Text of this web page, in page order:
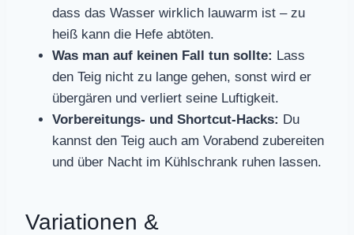
dass das Wasser wirklich lauwarm ist – zu
heiß kann die Hefe abtöten.
Was man auf keinen Fall tun sollte: Lass
den Teig nicht zu lange gehen, sonst wird er
übergären und verliert seine Luftigkeit.
Vorbereitungs- und Shortcut-Hacks: Du
kannst den Teig auch am Vorabend zubereiten
und über Nacht im Kühlschrank ruhen lassen.
Variationen &